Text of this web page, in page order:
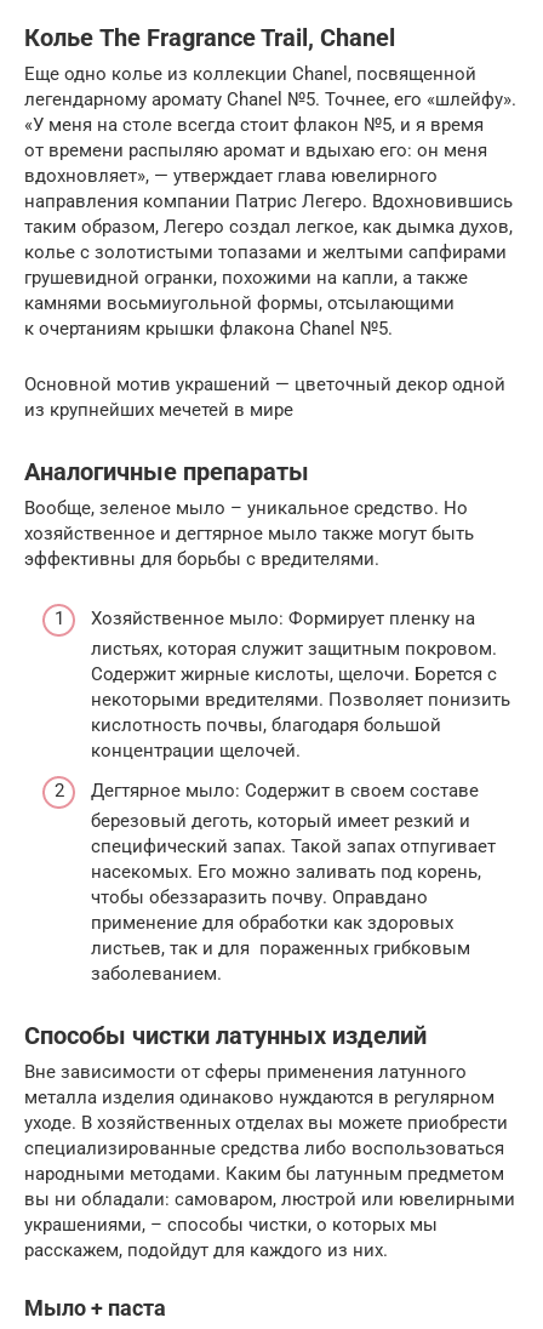
Колье The Fragrance Trail, Chanel
Еще одно колье из коллекции Chanel, посвященной
легендарному аромату Chanel №5. Точнее, его «шлейфу».
«У меня на столе всегда стоит флакон №5, и я время
от времени распыляю аромат и вдыхаю его: он меня
вдохновляет», — утверждает глава ювелирного
направления компании Патрис Легеро. Вдохновившись
таким образом, Легеро создал легкое, как дымка духов,
колье с золотистыми топазами и желтыми сапфирами
грушевидной огранки, похожими на капли, а также
камнями восьмиугольной формы, отсылающими
к очертаниям крышки флакона Chanel №5.
Основной мотив украшений — цветочный декор одной
из крупнейших мечетей в мире
Аналогичные препараты
Вообще, зеленое мыло – уникальное средство. Но
хозяйственное и дегтярное мыло также могут быть
эффективны для борьбы с вредителями.
Хозяйственное мыло: Формирует пленку на
листьях, которая служит защитным покровом.
Содержит жирные кислоты, щелочи. Борется с
некоторыми вредителями. Позволяет понизить
кислотность почвы, благодаря большой
концентрации щелочей.
Дегтярное мыло: Содержит в своем составе
березовый деготь, который имеет резкий и
специфический запах. Такой запах отпугивает
насекомых. Его можно заливать под корень,
чтобы обеззаразить почву. Оправдано
применение для обработки как здоровых
листьев, так и для пораженных грибковым
заболеванием.
Способы чистки латунных изделий
Вне зависимости от сферы применения латунного
металла изделия одинаково нуждаются в регулярном
уходе. В хозяйственных отделах вы можете приобрести
специализированные средства либо воспользоваться
народными методами. Каким бы латунным предметом
вы ни обладали: самоваром, люстрой или ювелирными
украшениями, – способы чистки, о которых мы
расскажем, подойдут для каждого из них.
Мыло + паста